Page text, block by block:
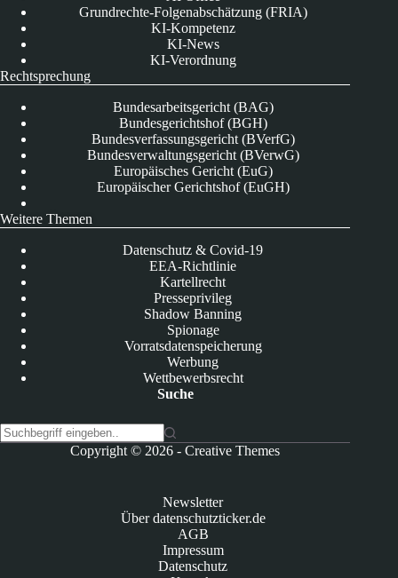
Grundrechte-Folgenabschätzung (FRIA)
KI-Kompetenz
KI-News
KI-Verordnung
Rechtsprechung
Bundesarbeitsgericht (BAG)
Bundesgerichtshof (BGH)
Bundesverfassungsgericht (BVerfG)
Bundesverwaltungsgericht (BVerwG)
Europäisches Gericht (EuG)
Europäischer Gerichtshof (EuGH)
Weitere Themen
Datenschutz & Covid-19
EEA-Richtlinie
Kartellrecht
Presseprivileg
Shadow Banning
Spionage
Vorratsdatenspeicherung
Werbung
Wettbewerbsrecht
Suche
Copyright © 2026 -Creative Themes
Newsletter
Über datenschutzticker.de
AGB
Impressum
Datenschutz